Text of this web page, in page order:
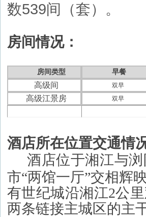
数539间（套）。
房间情况：
房间类型 早餐
高级间 双早
高级江景房 双早
酒店所在位置交通情
酒店位于湘江与
市“两馆一厅”交相辉
有世纪城沿湘江2公
两条链接主城区的主